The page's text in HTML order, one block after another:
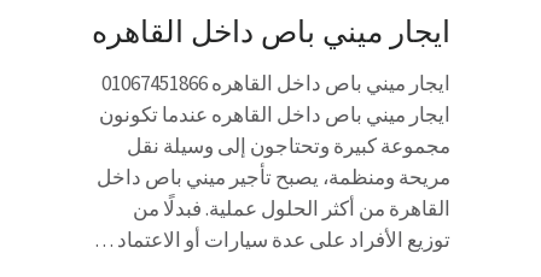
ايجار ميني باص داخل القاهره
ايجار ميني باص داخل القاهره 01067451866
ايجار ميني باص داخل القاهره عندما تكونون
مجموعة كبيرة وتحتاجون إلى وسيلة نقل
مريحة ومنظمة، يصبح تأجير ميني باص داخل
القاهرة من أكثر الحلول عملية. فبدلًا من
توزيع الأفراد على عدة سيارات أو الاعتماد …